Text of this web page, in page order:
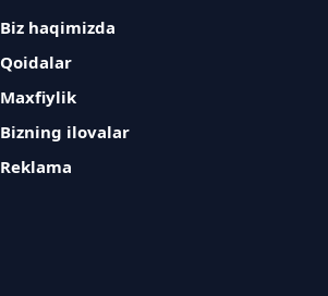
Biz haqimizda
Qoidalar
Maxfiylik
Bizning ilovalar
Reklama